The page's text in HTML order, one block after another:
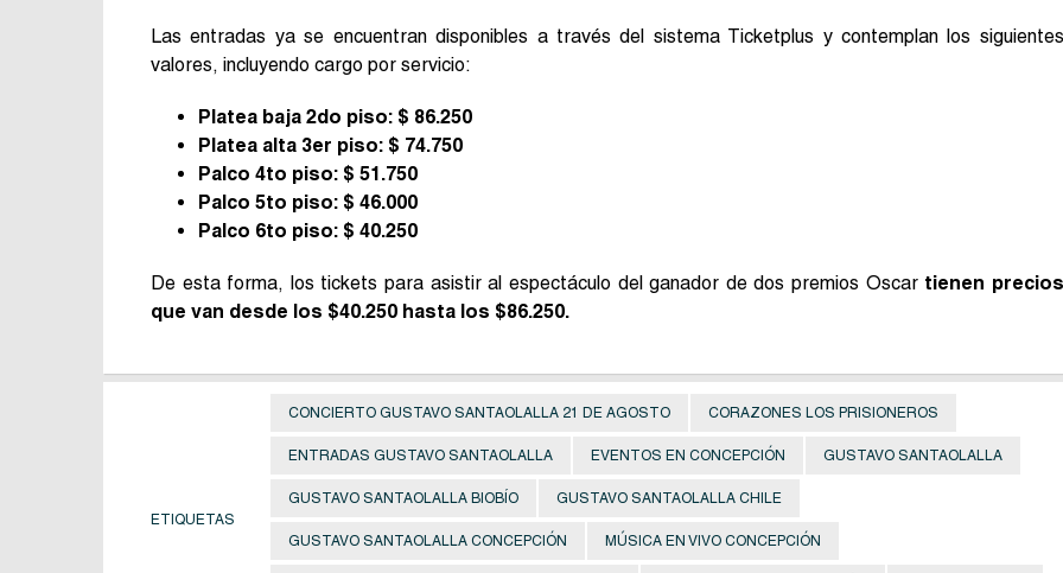
Las entradas ya se encuentran disponibles a través del sistema Ticketplus y contemplan los siguientes
valores, incluyendo cargo por servicio:
Platea baja 2do piso: $ 86.250
Platea alta 3er piso: $ 74.750
Palco 4to piso: $ 51.750
Palco 5to piso: $ 46.000
Palco 6to piso: $ 40.250
De esta forma, los tickets para asistir al espectáculo del ganador de dos premios Oscar tienen precios
que van desde los $40.250 hasta los $86.250.
ETIQUETAS
CONCIERTO GUSTAVO SANTAOLALLA 21 DE AGOSTO CORAZONES LOS PRISIONEROS
ENTRADAS GUSTAVO SANTAOLALLA EVENTOS EN CONCEPCIÓN GUSTAVO SANTAOLALLA
GUSTAVO SANTAOLALLA BIOBÍO GUSTAVO SANTAOLALLA CHILE
GUSTAVO SANTAOLALLA CONCEPCIÓN MÚSICA EN VIVO CONCEPCIÓN